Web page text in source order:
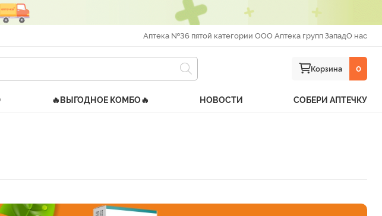
Аптека №36 пятой категории ООО Аптека групп ЗападО нас
Корзина 0
🔥ВЫГОДНОЕ КОМБО🔥 НОВОСТИ СОБЕРИ АПТЕЧКУ